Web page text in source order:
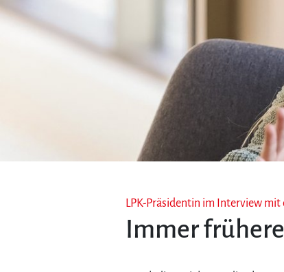
LPK-Präsidentin im Interview mit
Immer